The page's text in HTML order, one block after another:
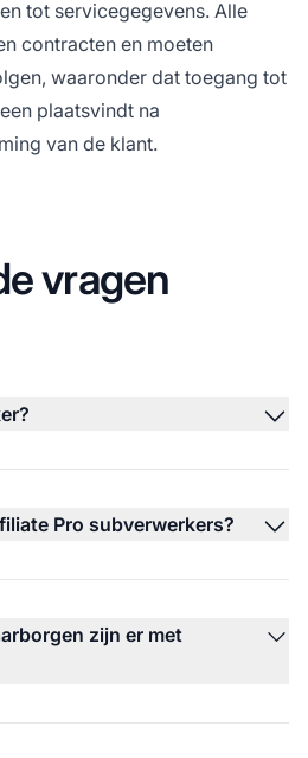
tot servicegegevens. Alle
contracten en moeten
waaronder dat toegang tot
plaatsvindt na
van de klant.
vragen
Pro subverwerkers?
zijn er met